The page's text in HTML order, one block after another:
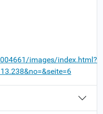
images/index.html?